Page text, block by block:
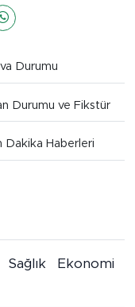
Durumu
Durumu ve Fikstür
Dakika Haberleri
Sağlık
Ekonomi